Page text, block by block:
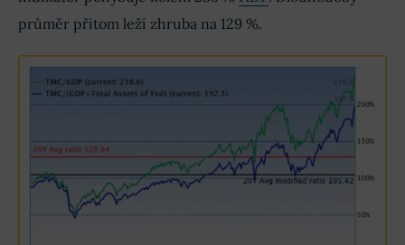
průměr přitom leží zhruba na 129 %.